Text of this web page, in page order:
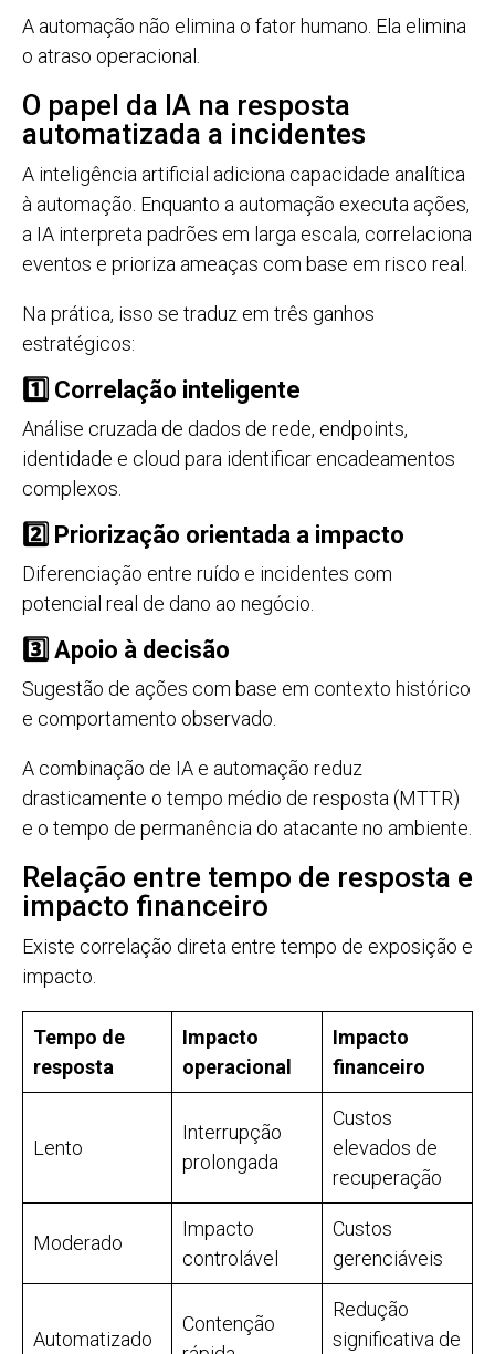
A automação não elimina o fator humano. Ela elimina
o atraso operacional.
O papel da IA na resposta
automatizada a incidentes
A inteligência artificial adiciona capacidade analítica
à automação. Enquanto a automação executa ações,
a IA interpreta padrões em larga escala, correlaciona
eventos e prioriza ameaças com base em risco real.
Na prática, isso se traduz em três ganhos
estratégicos:
1️⃣ Correlação inteligente
Análise cruzada de dados de rede, endpoints,
identidade e cloud para identificar encadeamentos
complexos.
2️⃣ Priorização orientada a impacto
Diferenciação entre ruído e incidentes com
potencial real de dano ao negócio.
3️⃣ Apoio à decisão
Sugestão de ações com base em contexto histórico
e comportamento observado.
A combinação de IA e automação reduz
drasticamente o tempo médio de resposta (MTTR)
e o tempo de permanência do atacante no ambiente.
Relação entre tempo de resposta e
impacto financeiro
Existe correlação direta entre tempo de exposição e
impacto.
Tempo de
resposta
Impacto
operacional
Impacto
financeiro
Lento
Interrupção
prolongada
Custos
elevados de
recuperação
Moderado
Impacto
controlável
Custos
gerenciáveis
Automatizado
Contenção
Redução
significativa de